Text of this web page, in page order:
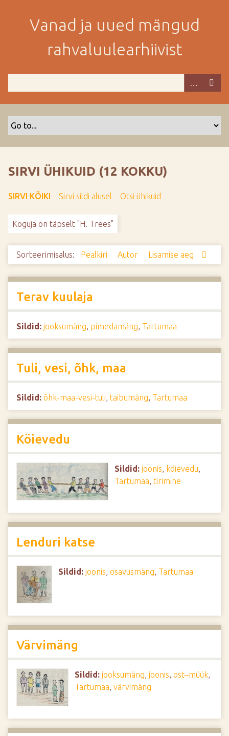
i
Vanad ja uued mängud
rahvaluulearhiivist
SIRVI ÜHIKUID (12 KOKKU)
SIRVI KÕIKI Sirvi sildi alusel Otsi ühikuid
Koguja on täpselt "H. Trees"
Sorteerimisalus: Pealkiri Autor Lisamise aeg
Terav kuulaja
Sildid: jooksumäng, pimedamäng, Tartumaa
Tuli, vesi, õhk, maa
Sildid: õhk-maa-vesi-tuli, taibumäng, Tartumaa
Köievedu
Sildid: joonis, köievedu,
Tartumaa, tirimine
Lenduri katse
Sildid: joonis,osavusmäng, Tartumaa
Värvimäng
Sildid: jooksumäng, joonis, ost–müük,
Tartumaa, värvimäng